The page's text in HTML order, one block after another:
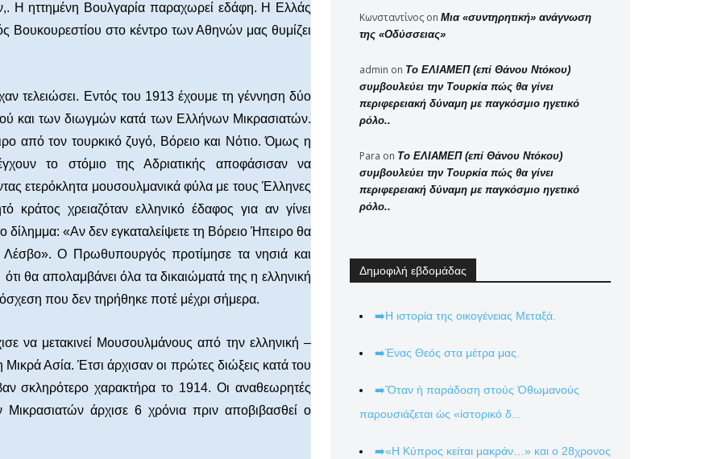
Η ηττημένη Βουλγαρία παραχωρεί εδάφη. Η Ελλάς
Βουκουρεστίου στο κέντρο των Αθηνών μας θυμίζει
τελειώσει. Εντός του 1913 έχουμε τη γέννηση δύο
και των διωγμών κατά των Ελλήνων Μικρασιατών.
από τον τουρκικό ζυγό, Βόρειο και Νότιο. Όμως η
το στόμιο της Αδριατικής αποφάσισαν να
ετερόκλητα μουσουλμανικά φύλα με τους Έλληνες
κράτος χρειαζόταν ελληνικό έδαφος για αν γίνει
δίλημμα: «Αν δεν εγκαταλείψετε τη Βόρειο Ήπειρο θα
Λέσβο». Ο Πρωθυπουργός προτίμησε τα νησιά και
θα απολαμβάνει όλα τα δικαιώματά της η ελληνική
που δεν τηρήθηκε ποτέ μέχρι σήμερα.
να μετακινεί Μουσουλμάνους από την ελληνική –
Ασία. Έτσι άρχισαν οι πρώτες διώξεις κατά του
σκληρότερο χαρακτήρα το 1914. Οι αναθεωρητές
άρχισε 6 χρόνια πριν αποβιβασθεί ο
Κωνσταντίνος on Μια «συντηρητική» ανάγνωση
της «Οδύσσειας»
admin on Το ΕΛΙΑΜΕΠ (επί Θάνου Ντόκου)
συμβουλεύει την Τουρκία πώς θα γίνει
περιφερειακή δύναμη με παγκόσμιο ηγετικό
ρόλο..
Para on Το ΕΛΙΑΜΕΠ (επί Θάνου Ντόκου)
συμβουλεύει την Τουρκία πώς θα γίνει
περιφερειακή δύναμη με παγκόσμιο ηγετικό
ρόλο..
Δημοφιλή εβδομάδας
➡️Η ιστορία της οικογένειας Μεταξά.
➡️Ένας Θεός στα μέτρα μας.
➡️Ὅταν ἡ παράδοση στούς Ὀθωμανούς
παρουσιάζεται ὡς «ἱστορικό δ...
➡️«Η Κύπρος κείται μακράν…» και ο 28χρονος